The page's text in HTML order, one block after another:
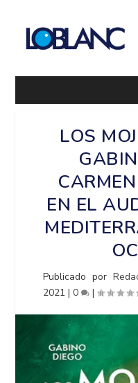
LOS
EN EL
Publicado por
2021 |0 |